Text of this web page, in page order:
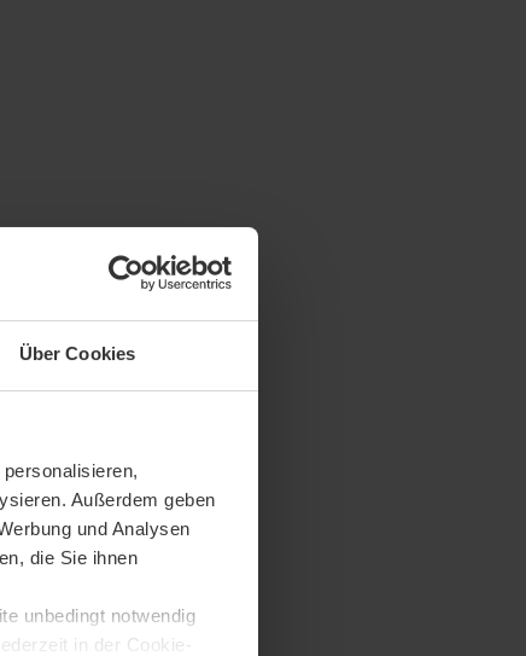
Über Cookies
Außerdem geben
und Analysen
die Sie ihnen
unbedingt notwendig
in der Cookie-